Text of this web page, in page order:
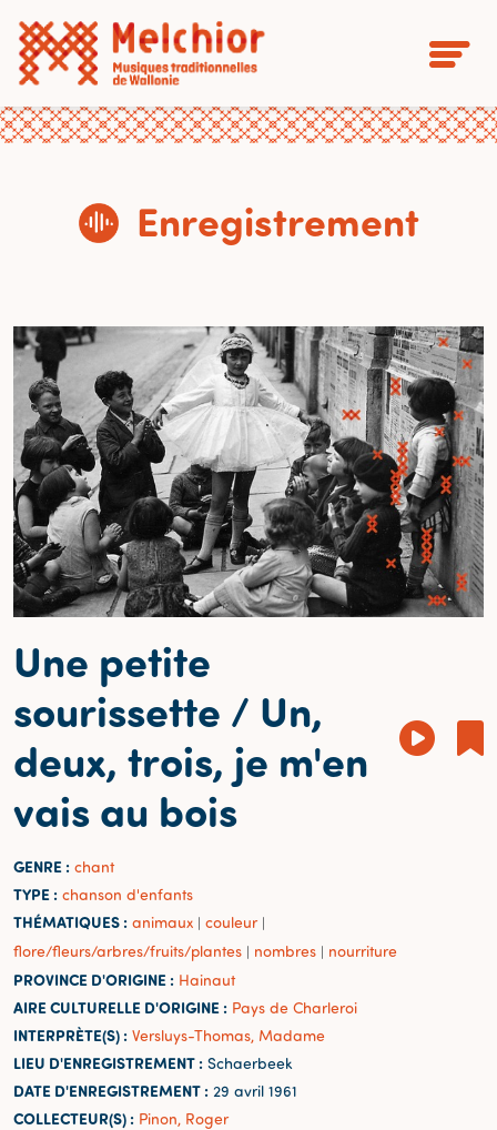
Enregistrement
Une petite
sourissette / Un,
deux, trois, je m'en
vais au bois
GENRE : chant
TYPE : chanson d'enfants
THÉMATIQUES : animaux | couleur |
flore/fleurs/arbres/fruits/plantes | nombres | nourriture
PROVINCE D'ORIGINE : Hainaut
AIRE CULTURELLE D'ORIGINE : Pays de Charleroi
INTERPRÈTE(S) : Versluys-Thomas, Madame
LIEU D'ENREGISTREMENT : Schaerbeek
DATE D'ENREGISTREMENT : 29 avril 1961
COLLECTEUR(S) : Pinon, Roger